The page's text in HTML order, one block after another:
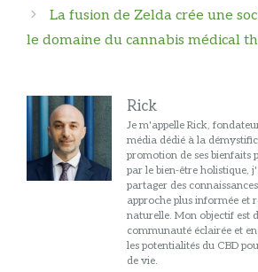
La fusion de Zelda crée une
le domaine du cannabis médical
Rick
Je m'appelle Rick,
média dédié à la
promotion de ses bienfaits
par le bien-être holistique,
partager des
approche plus informée et
naturelle. Mon objectif est
communauté éclairée et
les potentialités du CBD
de vie.